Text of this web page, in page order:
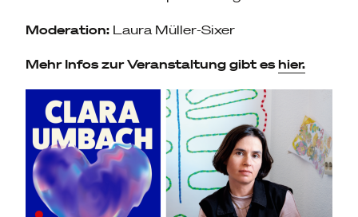
Moderation: Laura Müller-Sixer
Mehr Infos zur Veranstaltung gibt eshier.